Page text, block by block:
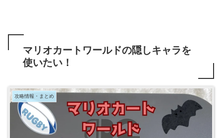
マリオカートワールドの隠しキャラを
使いたい！
攻略情報・まとめ